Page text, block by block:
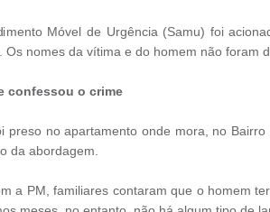
Móvel de Urgência (Samu) foi
Os nomes da vítima e do homem não foram
confessou o crime
preso no apartamento onde mora, no
da abordagem.
a PM, familiares contaram que o homem